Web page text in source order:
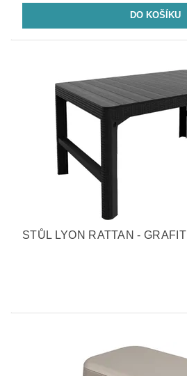
STŮL LYON RATTAN - GRAFIT